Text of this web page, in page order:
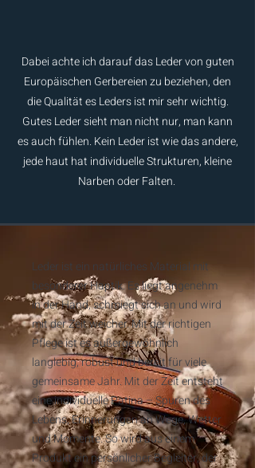
Dabei achte ich darauf das Leder von guten
Europäischen Gerbereien zu beziehen, den
die Qualität es Leders ist mir sehr wichtig.
Gutes Leder sieht man nicht nur, man kann
es auch fühlen. Kein Leder ist wie das andere,
jede haut hat individuelle Strukturen, kleine
Narben oder Falten.
Leder ist ein natürliches Material mit
besonderer Haptik. Es liegt angenehm
in der Hand, schmiegt sich an und wird
mit der Zeit weicher. Mit der richtigen
Pflege ist es außergewöhnlich
langlebig, robust und bereit für viele
gemeinsame Jahr. Mit der Zeit entsteht
eine individuelle Patina – Spuren des
Lebens, Erinnerungen an Wege, Wetter
und Momente. So wird aus einem
Produkt ein persönlicher Begleiter, der